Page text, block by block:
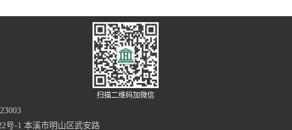
扫描二维码加微信
号-1 本溪市明山区武安路